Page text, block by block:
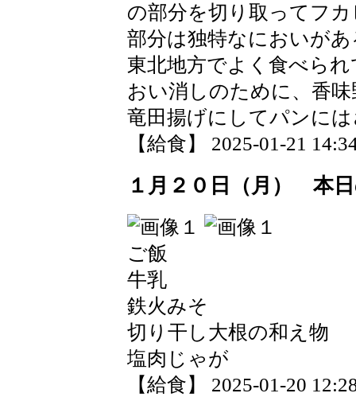
の部分を切り取ってフ
部分は独特なにおいが
東北地方でよく食べら
おい消しのために、香
竜田揚げにしてパンに
【給食】 2025-01-21
１月２０日（月） 本
ご飯
牛乳
鉄火みそ
切り干し大根の和え物
塩肉じゃが
【給食】 2025-01-20